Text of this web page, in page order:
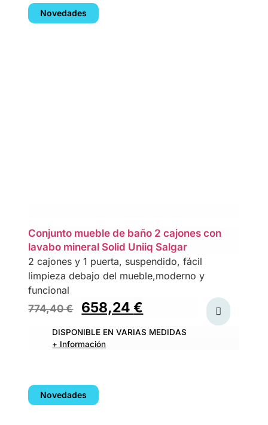
Novedades
Conjunto mueble de baño 2 cajones con
lavabo mineral Solid Uniiq Salgar
2 cajones y 1 puerta, suspendido, fácil
limpieza debajo del mueble,moderno y
funcional
774,40€ 658,24€
DISPONIBLE EN VARIAS MEDIDAS
+ Información
Novedades